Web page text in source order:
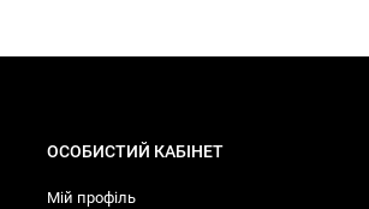
ОСОБИСТИЙ КАБІНЕТ
Мій профіль